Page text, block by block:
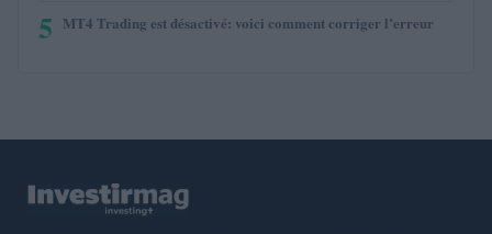
5 MT4 Trading est désactivé: voici comment corriger l’erreur